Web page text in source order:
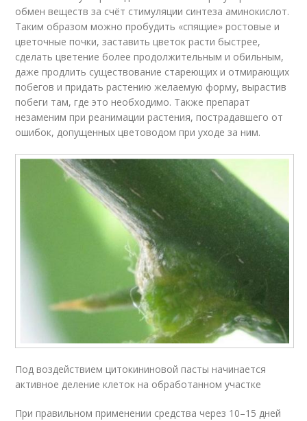
обмен веществ за счёт стимуляции синтеза аминокислот.
Таким образом можно пробудить «спящие» ростовые и
цветочные почки, заставить цветок расти быстрее,
сделать цветение более продолжительным и обильным,
даже продлить существование стареющих и отмирающих
побегов и придать растению желаемую форму, вырастив
побеги там, где это необходимо. Также препарат
незаменим при реанимации растения, пострадавшего от
ошибок, допущенных цветоводом при уходе за ним.
Под воздействием цитокининовой пасты начинается
активное деление клеток на обработанном участке
При правильном применении средства через 10–15 дней